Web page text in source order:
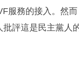
服務的接入。然
評這是民主黨人